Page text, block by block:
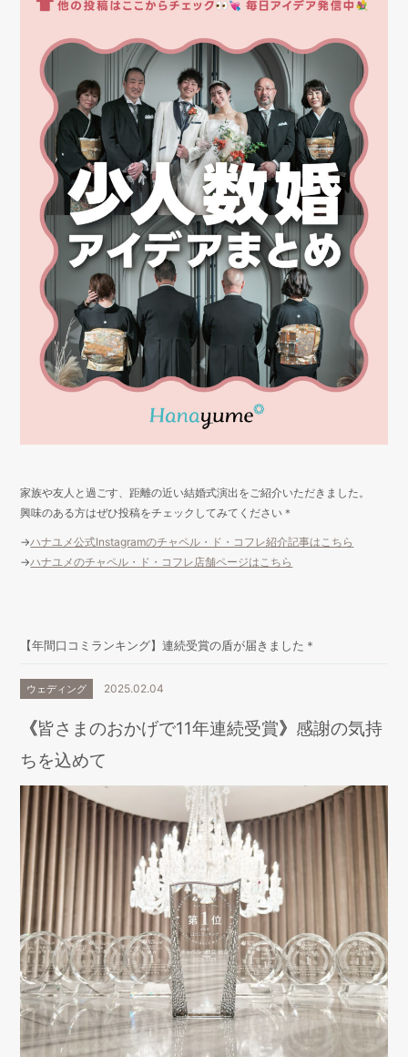
家族や友人と過ごす、距離の近い結婚式演出をご紹介いただきました。
興味のある方はぜひ投稿をチェックしてみてください＊
→ハナユメ公式Instagramのチャペル・ド・コフレ紹介記事はこちら
→ハナユメのチャペル・ド・コフレ店舗ページはこちら
【年間口コミランキング】連続受賞の盾が届きました＊
ウェディング 2025.02.04
《皆さまのおかげで11年連続受賞》 感謝の気持
ちを込めて